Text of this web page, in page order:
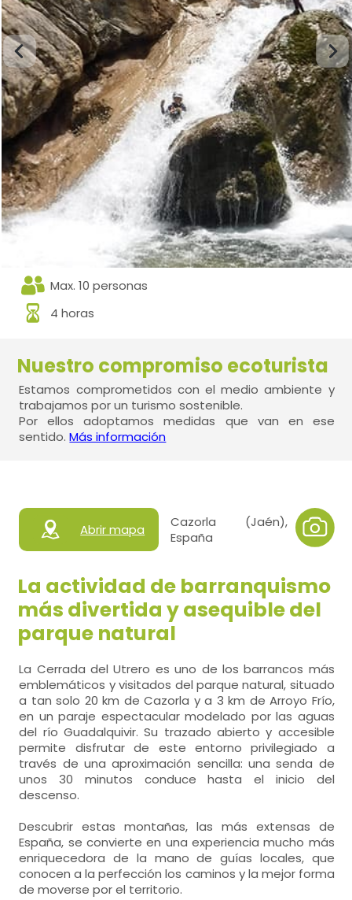
Max. 10 personas
4 horas
Nuestro compromiso ecoturista
Estamos comprometidos con el medio ambiente y
trabajamos por un turismo sostenible.
Por ellos adoptamos medidas que van en ese
sentido.Más información
Abrir mapa
Cazorla (Jaén),
España
La actividad de barranquismo
más divertida y asequible del
parque natural
La Cerrada del Utrero es uno de los barrancos más
emblemáticos y visitados del parque natural, situado
a tan solo 20 km de Cazorla y a 3 km de Arroyo Frío,
en un paraje espectacular modelado por las aguas
del río Guadalquivir. Su trazado abierto y accesible
permite disfrutar de este entorno privilegiado a
través de una aproximación sencilla: una senda de
unos 30 minutos conduce hasta el inicio del
descenso.
Descubrir estas montañas, las más extensas de
España, se convierte en una experiencia mucho más
enriquecedora de la mano de guías locales, que
conocen a la perfección los caminos y la mejor forma
de moverse por el territorio.